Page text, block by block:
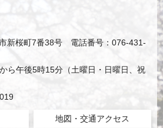
新桜町7番38号 電話番号：076-431-
ら午後5時15分（土曜日・日曜日、祝
地図・交通アクセス